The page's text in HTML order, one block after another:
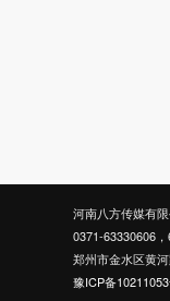
河南八方传媒有
0371-63330606
郑州市金水区黄
豫ICP备